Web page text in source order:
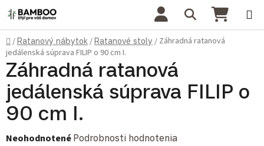
Prejsť na obsah Hľadať
Domov
/Ratanový nábytok /Ratanové stoly / Záhradná ratanová
jedálenská súprava FILIP o 90 cm I.
Záhradná ratanová
jedálenská súprava FILIP o
90 cm I.
Priemerné hodnotenie produktu je 0,0 z 5 hviezdičiek.
Neohodnotené Podrobnosti hodnotenia